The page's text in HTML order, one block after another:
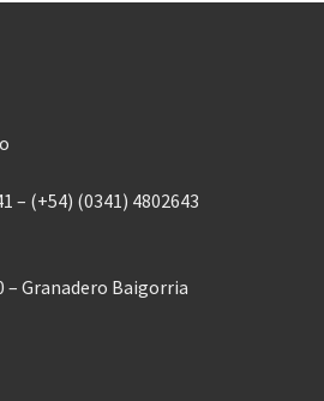
– (+54) (0341) 4802643
– Granadero Baigorria